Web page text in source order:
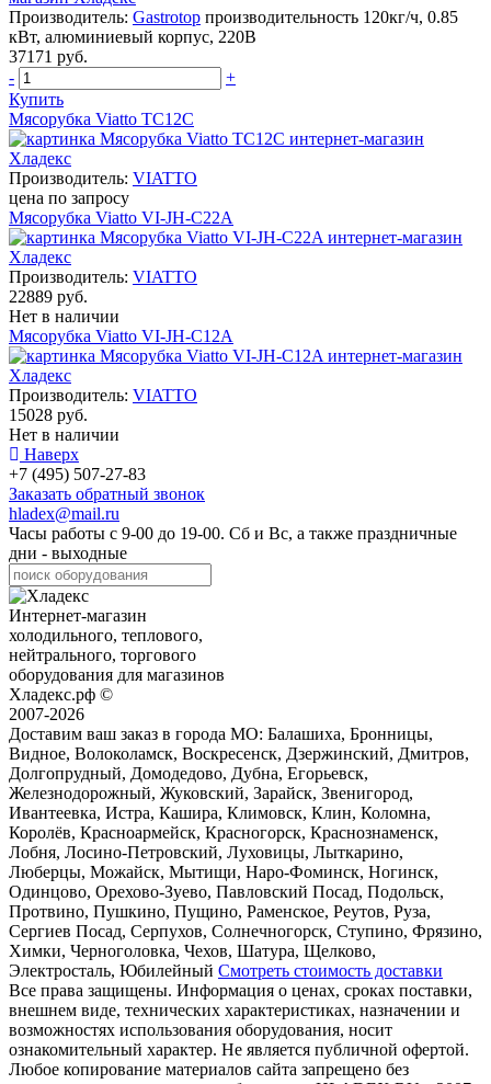
Производитель: Gastrotop производительность 120кг/ч, 0.85
кВт, алюминиевый корпус, 220В
37171 руб.
-
+
Купить
Мясорубка Viatto TC12C
Производитель: VIATTO
цена по запросу
Мясорубка Viatto VI-JH-C22A
Производитель: VIATTO
22889 руб.
Нет в наличии
Мясорубка Viatto VI-JH-C12A
Производитель: VIATTO
15028 руб.
Нет в наличии
Наверх
+7 (495) 507-27-83
Заказать обратный звонок
hladex@mail.ru
Часы работы с 9-00 до 19-00. Сб и Вс, а также праздничные
дни - выходные
Интернет-магазин
холодильного, теплового,
нейтрального, торгового
оборудования для магазинов
Хладекс.рф ©
2007-2026
Доставим ваш заказ в города МО: Балашиха, Бронницы,
Видное, Волоколамск, Воскресенск, Дзержинский, Дмитров,
Долгопрудный, Домодедово, Дубна, Егорьевск,
Железнодорожный, Жуковский, Зарайск, Звенигород,
Ивантеевка, Истра, Кашира, Климовск, Клин, Коломна,
Королёв, Красноармейск, Красногорск, Краснознаменск,
Лобня, Лосино-Петровский, Луховицы, Лыткарино,
Люберцы, Можайск, Мытищи, Наро-Фоминск, Ногинск,
Одинцово, Орехово-Зуево, Павловский Посад, Подольск,
Протвино, Пушкино, Пущино, Раменское, Реутов, Руза,
Сергиев Посад, Серпухов, Солнечногорск, Ступино, Фрязино,
Химки, Черноголовка, Чехов, Шатура, Щелково,
Электросталь, Юбилейный Смотреть стоимость доставки
Все права защищены. Информация о ценах, сроках поставки,
внешнем виде, технических характеристиках, назначении и
возможностях использования оборудования, носит
ознакомительный характер. Не является публичной офертой.
Любое копирование материалов сайта запрещено без